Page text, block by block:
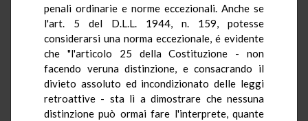
penali ordinarie e norme eccezionali. Anche se
l'art. 5 del D.L.L. 1944, n. 159, potesse
considerarsi una norma eccezionale, é evidente
che "l'articolo 25 della Costituzione - non
facendo veruna distinzione, e consacrando il
divieto assoluto ed incondizionato delle leggi
retroattive - sta lì a dimostrare che nessuna
distinzione può ormai fare l'interprete, quante